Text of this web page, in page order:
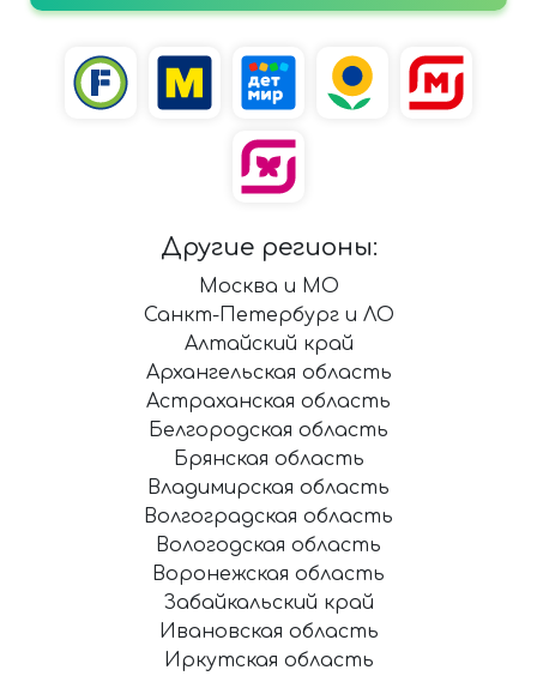
Другие регионы:
Москва и МО
Санкт-Петербург и ЛО
Алтайский край
Архангельская область
Астраханская область
Белгородская область
Брянская область
Владимирская область
Волгоградская область
Вологодская область
Воронежская область
Забайкальский край
Ивановская область
Иркутская область